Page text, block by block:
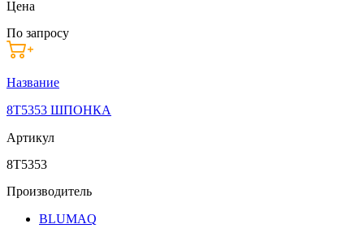
Цена
По запросу
Название
8T5353 ШПОНКА
Артикул
8T5353
Производитель
BLUMAQ